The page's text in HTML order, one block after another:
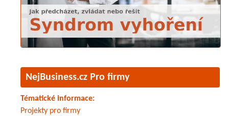
NejBusiness.cz Pro firmy
Tématické informace:
Projekty pro firmy